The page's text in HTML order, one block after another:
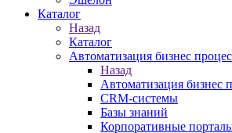
Каталог
Назад
Каталог
Автоматизация бизнес
Назад
Автоматизация бизнес
CRM-системы
Базы знаний
Корпоративные